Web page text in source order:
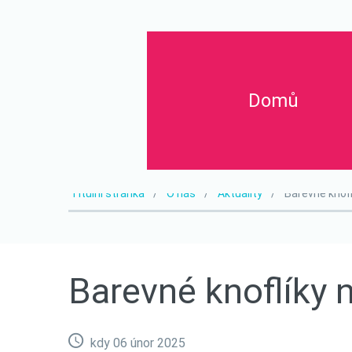
Domů
Titulní stránka O nás Aktuality Barevné
Barevné knoflíky
kdy 06 únor 2025